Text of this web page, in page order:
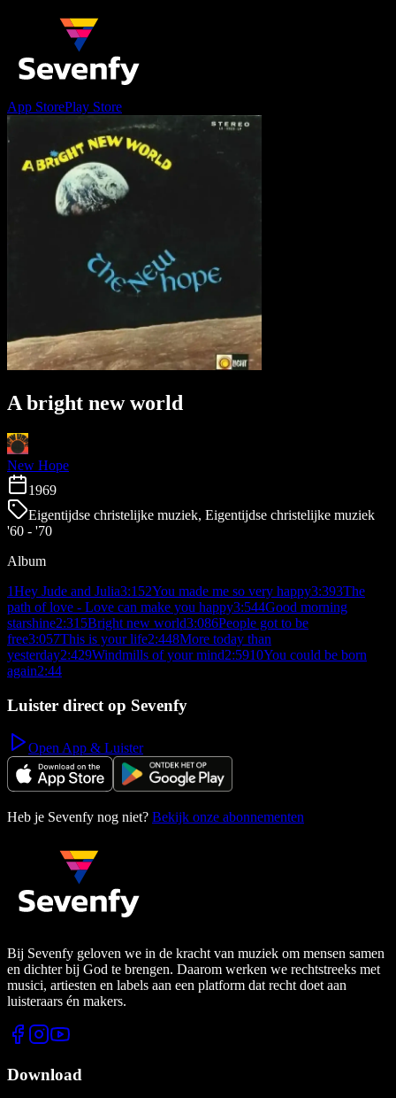
App StorePlay Store
A bright new world
New Hope
1969
Eigentijdse christelijke muziek, Eigentijdse christelijke muziek
'60 - '70
Album
1Hey Jude and Julia3:152You made me so very happy3:393The
path of love - Love can make you happy3:544Good morning
starshine2:31 5Bright new world3:086People got to be
free3:057This is your life2:448More today than
yesterday2:429Windmills of your mind2:5910You could be born
again2:44
Luister direct op Sevenfy
Open App & Luister
Heb je Sevenfy nog niet? Bekijk onze abonnementen
Bij Sevenfy geloven we in de kracht van muziek om mensen samen
en dichter bij God te brengen. Daarom werken we rechtstreeks met
musici, artiesten en labels aan een platform dat recht doet aan
luisteraars én makers.
Download